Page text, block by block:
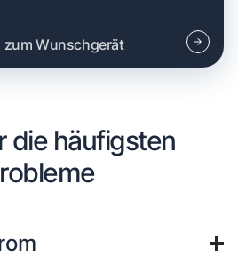
zum Wunschgerät
die häufigsten